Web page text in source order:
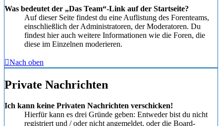
Was bedeutet der „Das Team“-Link auf der Startseite?
Auf dieser Seite findest du eine Auflistung des Forenteams,
einschließlich der Administratoren, der Moderatoren. Du
findest hier auch weitere Informationen wie die Foren, die
diese im Einzelnen moderieren.
Nach oben
Private Nachrichten
Ich kann keine Privaten Nachrichten verschicken!
Hierfür kann es drei Gründe geben: Entweder bist du nicht
registriert und / oder nicht angemeldet, oder die Board-